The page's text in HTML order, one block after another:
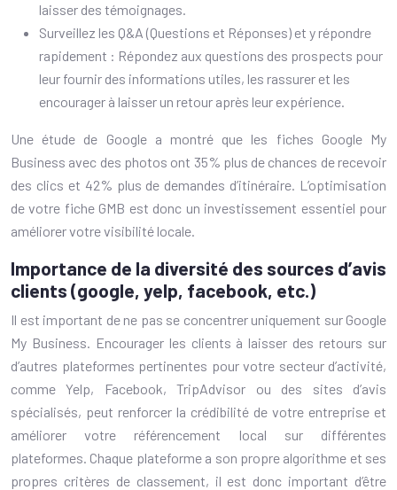
laisser des témoignages.
Surveillez les Q&A (Questions et Réponses) et y répondre
rapidement : Répondez aux questions des prospects pour
leur fournir des informations utiles, les rassurer et les
encourager à laisser un retour après leur expérience.
Une étude de Google a montré que les fiches Google My
Business avec des photos ont 35% plus de chances de recevoir
des clics et 42% plus de demandes d’itinéraire. L’optimisation
de votre fiche GMB est donc un investissement essentiel pour
améliorer votre visibilité locale.
Importance de la diversité des sources d’avis
clients (google, yelp, facebook, etc.)
Il est important de ne pas se concentrer uniquement sur Google
My Business. Encourager les clients à laisser des retours sur
d’autres plateformes pertinentes pour votre secteur d’activité,
comme Yelp, Facebook, TripAdvisor ou des sites d’avis
spécialisés, peut renforcer la crédibilité de votre entreprise et
améliorer votre référencement local sur différentes
plateformes. Chaque plateforme a son propre algorithme et ses
propres critères de classement, il est donc important d’être